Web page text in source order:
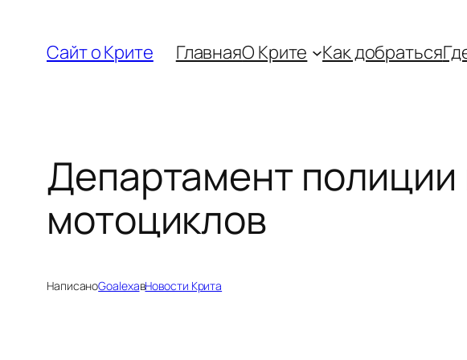
содержимому
Сайт о Крите ГлавнаяО Крите Как добраться
Департамент
мотоциклов
НаписаноGoalexaвНовости Крита